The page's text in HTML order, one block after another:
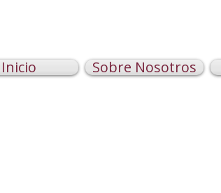
Inicio Sobre Nosotros